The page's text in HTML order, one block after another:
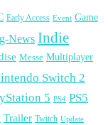
Early Access Event Game
News Indie
Messe Multiplayer
Switch 2
5 PS4 PS5
Trailer Twitch Update